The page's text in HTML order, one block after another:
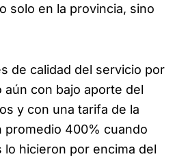
solo en la provincia, sino
de calidad del servicio por
aún con bajo aporte del
y con una tarifa de la
promedio 400% cuando
lo hicieron por encima del